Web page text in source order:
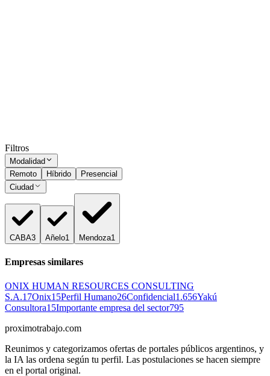
Filtros
Modalidad
Remoto
Híbrido
Presencial
Ciudad
CABA3 Añelo1 Mendoza1
Empresas similares
ONIX HUMAN RESOURCES CONSULTING
S.A.17Onix15Perfil Humano26Confidencial1.656Yakú
Consultora15Importante empresa del sector795
proximotrabajo.com
Reunimos y categorizamos ofertas de portales públicos argentinos, y
la IA las ordena según tu perfil. Las postulaciones se hacen siempre
en el portal original.